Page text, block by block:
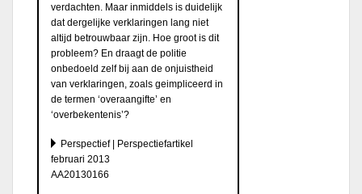
verdachten. Maar inmiddels is duidelijk
dat dergelijke verklaringen lang niet
altijd betrouwbaar zijn. Hoe groot is dit
probleem? En draagt de politie
onbedoeld zelf bij aan de onjuistheid
van verklaringen, zoals geimpliceerd in
de termen ‘overaangifte’ en
‘overbekentenis’?
Perspectief | Perspectiefartikel
februari 2013
AA20130166